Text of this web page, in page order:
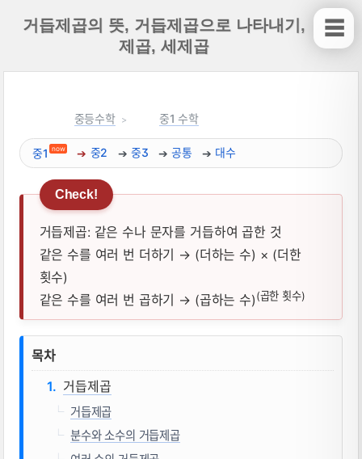
거듭제곱의 뜻, 거듭제곱으로 나타내기,
제곱, 세제곱
중등수학 중1 수학
중1 now 중2 중3 공통 대수
거듭제곱: 같은 수나 문자를 거듭하여 곱한 것
같은 수를 여러 번 더하기 → (더하는 수) × (더한
횟수)
같은 수를 여러 번 곱하기 → (곱하는 수)(곱한 횟수)
거듭제곱의 뜻, 거듭제곱으로 나타내
목차
거듭제곱
거듭제곱
분수와 소수의 거듭제곱
☰